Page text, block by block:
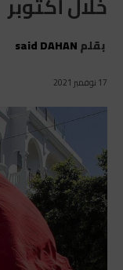
بقلمsaid DAHAN
17 نوفمبر 2021